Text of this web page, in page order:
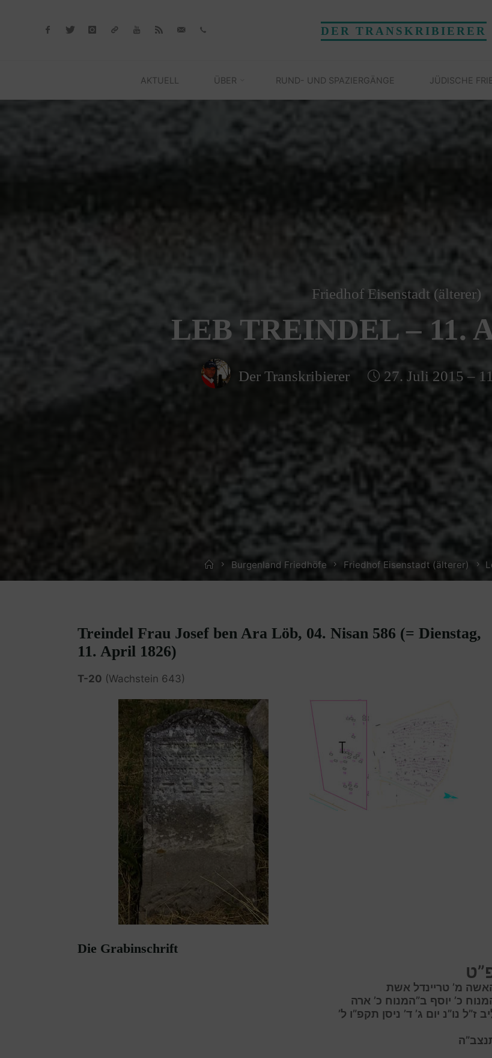
DER TRANSKRIBIERER
AKTUELL ÜBER RUND- UND SPAZIERGÄNGE JÜDISCHE
Friedhof Eisenstadt (älterer)
LEB TREINDEL – 11.
Der Transkribierer 27. Juli 2015 –
HomeBurgenland Friedhöfe Friedhof Eisenstadt (älterer)
Treindel Frau Josef ben Ara Löb, 04. Nisan 586 (= Dienstag,
11. April 1826)
T-20 (Wachstein 643)
Die Grabinschrift
מ’ טריינדל אשת
כ’ יוסף ב”המנוח כ’ ארה
ז”ל נו”נ יום ג’ ד’ ניסן תקפ”ו ל’